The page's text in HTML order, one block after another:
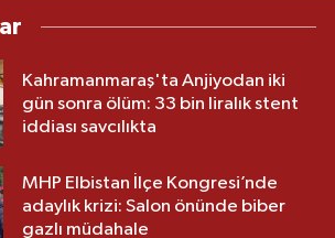
Kahramanmaraş'ta Anjiyodan iki
gün sonra ölüm: 33 bin liralık stent
iddiası savcılıkta
MHP Elbistan İlçe Kongresi’nde
adaylık krizi: Salon önünde biber
gazlı müdahale